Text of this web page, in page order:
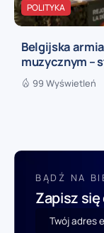
POLITYKA
Belgijska
muzycznym –
99 Wyświetleń
BĄDŹ NA
Zapisz